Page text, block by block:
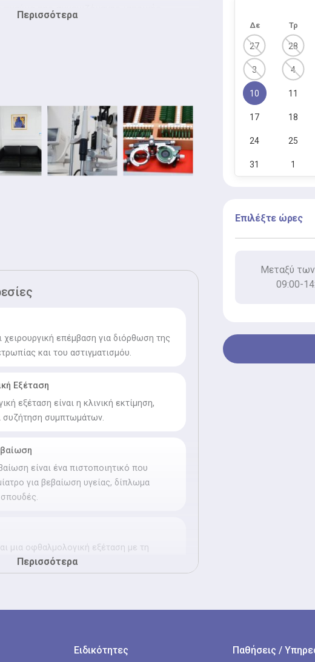
της συνεχιζόμενης ιατρικής
το Μεταπτυχιακό Πρόγραμμα της
Πανεπιστημίου Θράκης
London, UK, με υποτροφία της
και Διαθλαστικής Χειρουργικής,
& Refractive Surgery, (ESCRS) και
ως ομιλητής σε διεθνή συνέδρια
Χειρουργικής, ενώ επιστημονικές
σε διεθνή περιοδικά, (π.χ. PLoS
κύρος.
Περισσότερα
χειρουργική επέμβαση για διόρθωση της
και του αστιγματισμόυ.
Εξέταση
εξέταση είναι η κλινική εκτίμηση,
συζήτηση συμπτωμάτων.
είναι ένα πιστοποιητικό που
για βεβαίωση υγείας, δίπλωμα
μια οφθαλμολογική εξέταση με τη
και ειδικούς φακούς.
είναι μια οφθαλμολογική εξέταση
Περισσότερα
Δε Τρ
27 28
3 4
10 11
17 18
24 25
31 1
Επιλέξτε ώρες
Μεταξύ
09:00-
Ειδικότητες Παθήσεις /